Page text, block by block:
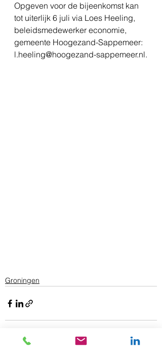
Opgeven voor de bijeenkomst kan
tot uiterlijk 6 juli via Loes Heeling,
beleidsmedewerker economie,
gemeente Hoogezand-Sappemeer:
l.heeling@hoogezand-sappemeer.nl.
Groningen